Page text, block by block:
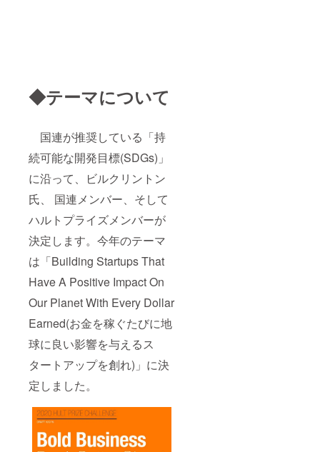
◆テーマについて
国連が推奨している「持
続可能な開発目標(SDGs)」
に沿って、ビルクリントン
氏、 国連メンバー、そして
ハルトプライズメンバーが
決定します。今年のテーマ
は「Building Startups That
Have A Positive Impact On
Our Planet With Every Dollar
Earned(お金を稼ぐたびに地
球に良い影響を与えるス
タートアップを創れ)」に決
定しました。